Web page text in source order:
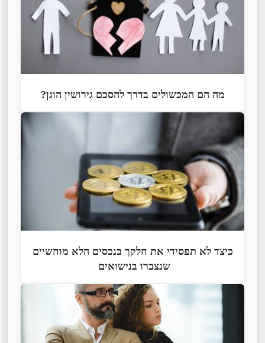
מה הם המכשולים בדרך להסכם גירושין הוגן?
כיצד לא תפסידי את חלקך בנכסים הלא מוחשיים
שנצברו בנישואים